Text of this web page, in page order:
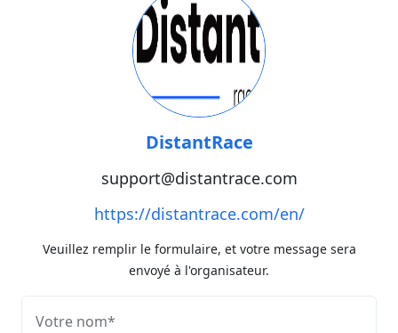
DistantRace
support@distantrace.com
https://distantrace.com/en/
Veuillez remplir le formulaire, et votre message sera
envoyé à l'organisateur.
Votre nom*